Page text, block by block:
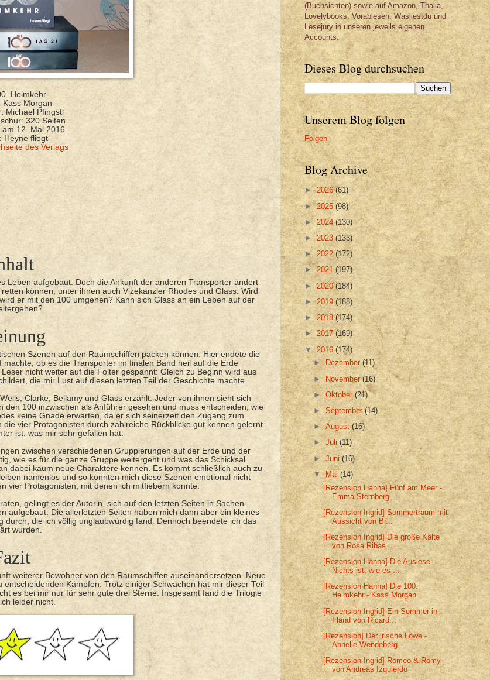
Heimkehr
Kass Morgan
Michael Pfingstl
320 Seiten
am 12. Mai 2016
Heyne fliegt
des Verlags
Leben aufgebaut. Doch die Ankunft der anderen Transporter ändert
können, unter ihnen auch Vizekanzler Rhodes und Glass. Wird
er mit den 100 umgehen? Kann sich Glass an ein Leben auf der
Szenen auf den Raumschiffen packen können. Hier endete die
ob es die Transporter im finalen Band heil auf die Erde
nicht weiter auf die Folter gespannt: Gleich zu Beginn wird aus
die mir Lust auf diesen letzten Teil der Geschichte machte.
Clarke, Bellamy und Glass erzählt. Jeder von ihnen sieht sich
100 inzwischen als Anführer gesehen und muss entscheiden, wie
keine Gnade erwarten, da er sich seinerzeit den Zugang zum
vier Protagonisten durch zahlreiche Rückblicke gut kennen gelernt.
ist, was mir sehr gefallen hat.
zwischen verschiedenen Gruppierungen auf der Erde und der
wie es für die ganze Gruppe weitergeht und was das Schicksal
dabei kaum neue Charaktere kennen. Es kommt schließlich auch zu
namenlos und so konnten mich diese Szenen emotional nicht
vier Protagonisten, mit denen ich mitfiebern konnte.
gelingt es der Autorin, sich auf den letzten Seiten in Sachen
aufgebaut. Die allerletzten Seiten haben mich dann aber ein kleines
die ich völlig unglaubwürdig fand. Dennoch beendete ich das
wurden.
weiterer Bewohner von den Raumschiffen auseinandersetzen. Neue
Kämpfen. Trotz einiger Schwächen hat mir dieser Teil
es bei mir nur für sehr gute drei Sterne. Insgesamt fand die Trilogie
leider nicht.
(Buchsichten) sowie auf Amazon, Thalia,
Lovelybooks, Vorablesen, Wasliestdu und
Lesejury in unseren jeweils eigenen
Accounts.
Dieses Blog durchsuchen
Unserem Blog folgen
Folgen
Blog Archive
►2026(61)
►2025(98)
►2024(130)
►2023(133)
►2022 (172)
►2021 (197)
►2020(184)
►2019(188)
►2018(174)
►2017(169)
▼2016(174)
►Dezember(11)
► November(16)
►Oktober(21)
►September(14)
►August(16)
►Juli(11)
►Juni(16)
▼Mai(14)
[Rezension Hanna] Fünf am Meer -
Emma Sternberg
[Rezension Ingrid] Sommertraum mit
Aussicht von Br...
[Rezension Ingrid] Die große Kälte
von Rosa Ribas ...
[Rezension Hanna] Die Auslese.
Nichts ist, wie es ...
[Rezension Hanna] Die 100.
Heimkehr - Kass Morgan
[Rezension Ingrid] Ein Sommer in
Irland von Ricard...
[Rezension] Der irische Löwe -
Annelie Wendeberg
[Rezension Ingrid] Romeo & Romy
von Andreas Izquierdo